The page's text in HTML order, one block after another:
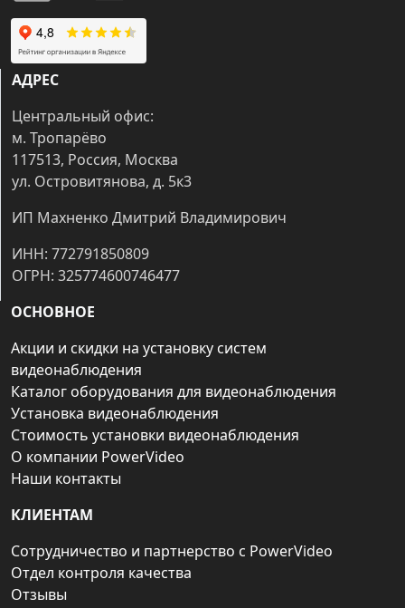
АДРЕС
Центральный офис:
м. Тропарёво
117513, Россия, Москва
ул. Островитянова, д. 5к3
ИП Махненко Дмитрий Владимирович
ИНН: 772791850809
ОГРН: 325774600746477
ОСНОВНОЕ
Акции и скидки на установку систем
видеонаблюдения
Каталог оборудования для видеонаблюдения
Установка видеонаблюдения
Стоимость установки видеонаблюдения
О компании PowerVideo
Наши контакты
КЛИЕНТАМ
Сотрудничество и партнерство с PowerVideo
Отдел контроля качества
Отзывы